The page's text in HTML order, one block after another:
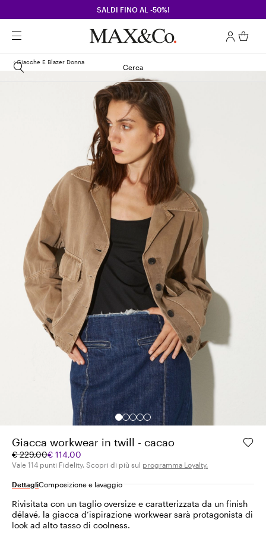
SALDI FINO AL -50%!
Cerca
Giacche E Blazer Donna
Giacca workwear in twill - cacao
€ 229,00€ 114,00
Prezzo
originale
229,00
Prezzo
corrente
114,00
Vale 114 punti Fidelity. Scopri di più sul programma Loyalty.
DettagliComposizione e lavaggio
Rivisitata con un taglio oversize e caratterizzata da un finish
délavé, la giacca d’ispirazione workwear sarà protagonista di
look ad alto tasso di coolness.